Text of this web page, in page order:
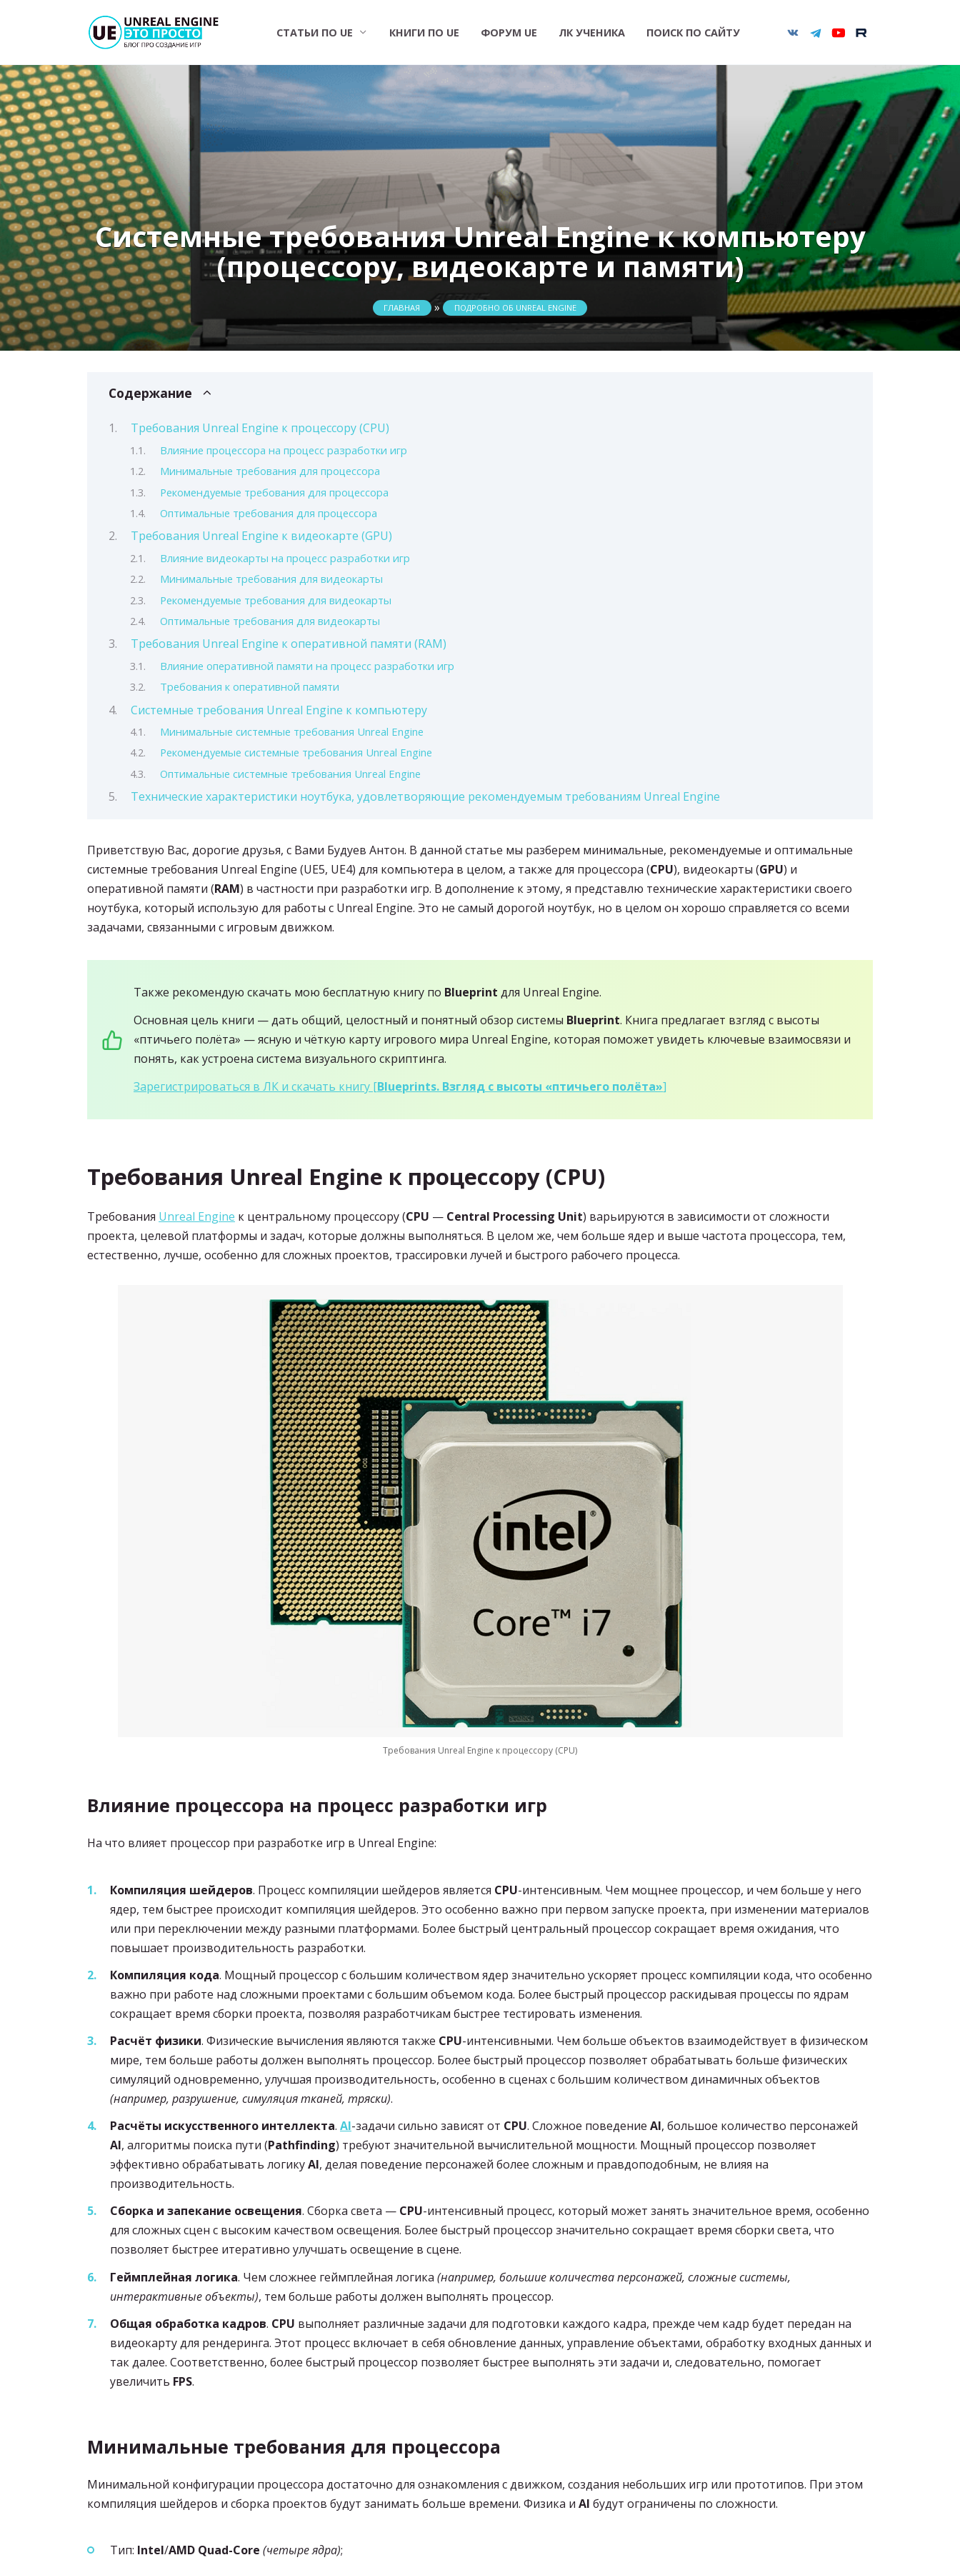
СТАТЬИ ПО UE КНИГИ ПО UE ФОРУМ UE ЛК УЧЕНИКА ПОИСК ПО САЙТУ
Системные требования Unreal Engine к компьютеру
(процессору, видеокарте и памяти)
ГЛАВНАЯ » ПОДРОБНО ОБ UNREAL ENGINE
Содержание
Требования Unreal Engine к процессору (CPU)
Влияние процессора на процесс разработки игр
Минимальные требования для процессора
Рекомендуемые требования для процессора
Оптимальные требования для процессора
Требования Unreal Engine к видеокарте (GPU)
Влияние видеокарты на процесс разработки игр
Минимальные требования для видеокарты
Рекомендуемые требования для видеокарты
Оптимальные требования для видеокарты
Требования Unreal Engine к оперативной памяти (RAM)
Влияние оперативной памяти на процесс разработки игр
Требования к оперативной памяти
Системные требования Unreal Engine к компьютеру
Минимальные системные требования Unreal Engine
Рекомендуемые системные требования Unreal Engine
Оптимальные системные требования Unreal Engine
Технические характеристики ноутбука, удовлетворяющие рекомендуемым требованиям Unreal Engine
Приветствую Вас, дорогие друзья, с Вами Будуев Антон. В данной статье мы разберем минимальные, рекомендуемые и оптимальные
системные требования Unreal Engine (UE5, UE4) для компьютера в целом, а также для процессора (CPU), видеокарты (GPU) и
оперативной памяти (RAM) в частности при разработки игр. В дополнение к этому, я представлю технические характеристики своего
ноутбука, который использую для работы с Unreal Engine. Это не самый дорогой ноутбук, но в целом он хорошо справляется со всеми
задачами, связанными с игровым движком.
Также рекомендую скачать мою бесплатную книгу по Blueprint для Unreal Engine.
Основная цель книги — дать общий, целостный и понятный обзор системы Blueprint. Книга предлагает взгляд с высоты
«птичьего полёта» — ясную и чёткую карту игрового мира Unreal Engine, которая поможет увидеть ключевые взаимосвязи и
понять, как устроена система визуального скриптинга.
Зарегистрироваться в ЛК и скачать книгу [Blueprints. Взгляд с высоты «птичьего полёта»]
Требования Unreal Engine к процессору (CPU)
Требования Unreal Engine к центральному процессору (CPU — Central Processing Unit) варьируются в зависимости от сложности
проекта, целевой платформы и задач, которые должны выполняться. В целом же, чем больше ядер и выше частота процессора, тем,
естественно, лучше, особенно для сложных проектов, трассировки лучей и быстрого рабочего процесса.
Требования Unreal Engine к процессору (CPU)
Влияние процессора на процесс разработки игр
На что влияет процессор при разработке игр в Unreal Engine:
Компиляция шейдеров. Процесс компиляции шейдеров является CPU-интенсивным. Чем мощнее процессор, и чем больше у него
ядер, тем быстрее происходит компиляция шейдеров. Это особенно важно при первом запуске проекта, при изменении материалов
или при переключении между разными платформами. Более быстрый центральный процессор сокращает время ожидания, что
повышает производительность разработки.
Компиляция кода. Мощный процессор с большим количеством ядер значительно ускоряет процесс компиляции кода, что особенно
важно при работе над сложными проектами с большим объемом кода. Более быстрый процессор раскидывая процессы по ядрам
сокращает время сборки проекта, позволяя разработчикам быстрее тестировать изменения.
Расчёт физики. Физические вычисления являются также CPU-интенсивными. Чем больше объектов взаимодействует в физическом
мире, тем больше работы должен выполнять процессор. Более быстрый процессор позволяет обрабатывать больше физических
симуляций одновременно, улучшая производительность, особенно в сценах с большим количеством динамичных объектов
(например, разрушение, симуляция тканей, тряски).
Расчёты искусственного интеллекта. AI-задачи сильно зависят от CPU. Сложное поведение AI, большое количество персонажей
AI, алгоритмы поиска пути (Pathfinding) требуют значительной вычислительной мощности. Мощный процессор позволяет
эффективно обрабатывать логикуAI, делая поведение персонажей более сложным и правдоподобным, не влияя на
производительность.
Сборка и запекание освещения. Сборка света — CPU-интенсивный процесс, который может занять значительное время, особенно
для сложных сцен с высоким качеством освещения. Более быстрый процессор значительно сокращает время сборки света, что
позволяет быстрее итеративно улучшать освещение в сцене.
Геймплейная логика. Чем сложнее геймплейная логика (например, большие количества персонажей, сложные системы,
интерактивные объекты), тем больше работы должен выполнять процессор.
Общая обработка кадров. CPU выполняет различные задачи для подготовки каждого кадра, прежде чем кадр будет передан на
видеокарту для рендеринга. Этот процесс включает в себя обновление данных, управление объектами, обработку входных данных и
так далее. Соответственно, более быстрый процессор позволяет быстрее выполнять эти задачи и, следовательно, помогает
увеличить FPS.
Минимальные требования для процессора
Минимальной конфигурации процессора достаточно для ознакомления с движком, создания небольших игр или прототипов. При этом
компиляция шейдеров и сборка проектов будут занимать больше времени. Физика и AI будут ограничены по сложности.
Тип: Intel/AMD Quad-Core (четыре ядра);